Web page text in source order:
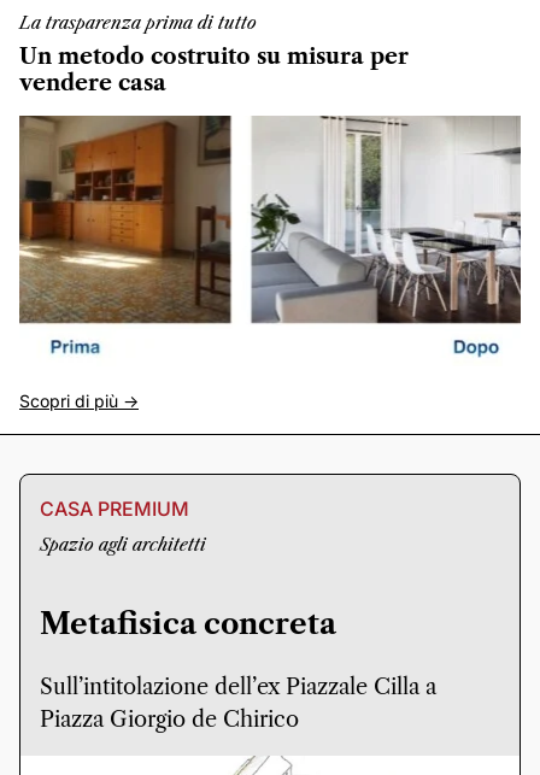
La trasparenza prima di tutto
Un metodo costruito su misura per
vendere casa
Scopri di più ->
CASA PREMIUM
Spazio agli architetti
Metafisica concreta
Sull’intitolazione dell’ex Piazzale Cilla a
Piazza Giorgio de Chirico